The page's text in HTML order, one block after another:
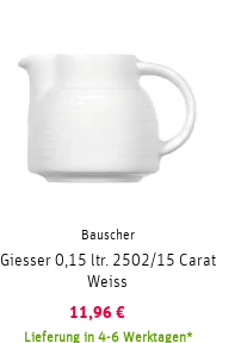
Bauscher
Giesser 0,15 ltr. 2502/15 Carat
Weiss
11,96 €
Lieferung in 4-6 Werktagen